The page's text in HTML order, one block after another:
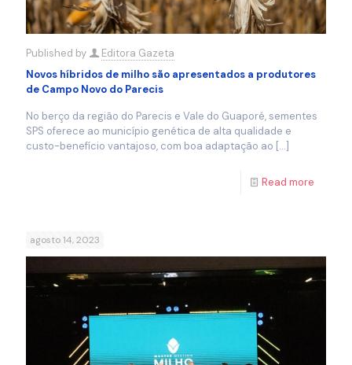
Published by
Editora Gazeta
Novos híbridos de milho são apresentados a produtores
de Campo Novo do Parecis
No berço da região do Parecis e Vale do Guaporé, sementes
SPS oferece ao município genética de alta qualidade e
custo-benefício vantajoso, com boa adaptação ao […]
Read more
agosto 14, 2023